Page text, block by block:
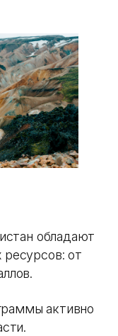
обладают
от
активно